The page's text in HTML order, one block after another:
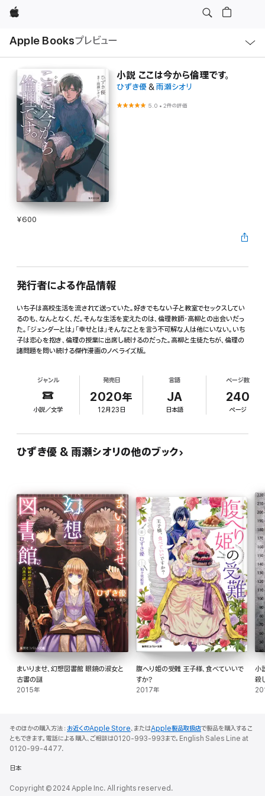
Apple
Apple Booksプレビュー
ル
小説 ここは今から倫理です。
ひずき優&雨瀬シオリ
5.0 •2件の評価
¥600
発行者による作品情報
いち子は高校生活を流されて送っていた。好きでもない子と教室でセックスしてい
るのも、なんとなく、だ。そんな生活を変えたのは、倫理教師・高柳との出会いだっ
た。「ジェンダーとは」「幸せとは」そんなことを言う不可解な人は他にいない。いち
子は恋心を抱き、倫理の授業に出席し続けるのだった。高柳と生徒たちが、倫理の
諸問題を問い続ける傑作漫画のノベライズ版。
ジャンル
小説／文学
発売日
2020年
12月23日
言語
JA
日本語
ページ数
240
ページ
ひずき優 & 雨瀬シオリの他のブック
まいりませ、幻想図書館 眼鏡の淑女と
古書の謎
2015年
腹へり姫の受難 王子様、食べていいで
すか?
2017年
小
殺
そのほかの購入方法： お近くのApple Store、またはApple製品取扱店で製品を購入するこ
ともできます。電話による購入、ご相談は0120-993-993まで。English Sales Line at
0120-99-4477.
日本
Copyright © 2024 Apple Inc. All rights reserved.